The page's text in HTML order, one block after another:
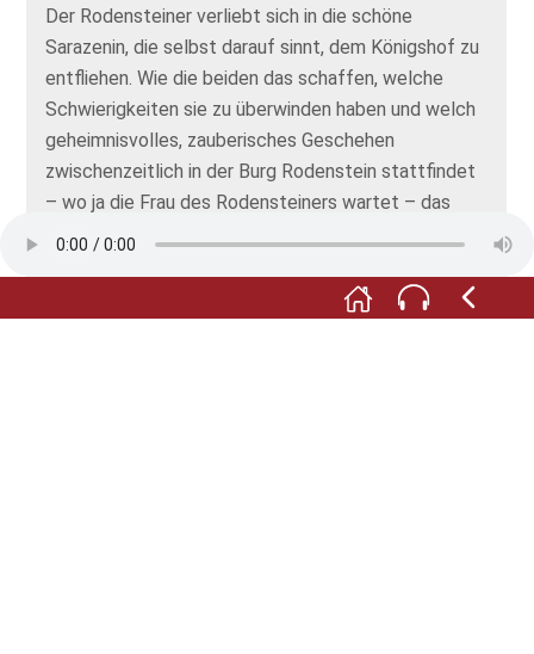
Der Rodensteiner verliebt sich in die schöne
Sarazenin, die selbst darauf sinnt, dem Königshof zu
entfliehen. Wie die beiden das schaffen, welche
Schwierigkeiten sie zu überwinden haben und welch
geheimnisvolles, zauberisches Geschehen
zwischenzeitlich in der Burg Rodenstein stattfindet
– wo ja die Frau des Rodensteiners wartet – das
erzählt Bergengruen meisterhaft in seiner Erzählung.
verraten. Das mag jeder nachlesen: im „Buch